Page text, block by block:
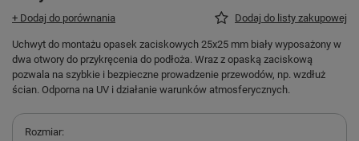
+ Dodaj do porównania Dodaj do listy zakupowej
Uchwyt do montażu opasek zaciskowych 25x25 mm biały wyposażony w
dwa otwory do przykręcenia do podłoża. Wraz z opaską zaciskową
pozwala na szybkie i bezpieczne prowadzenie przewodów, np. wzdłuż
ścian. Odporna na UV i działanie warunków atmosferycznych.
Rozmiar